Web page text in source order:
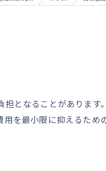
となることがあります
を最小限に抑えるため